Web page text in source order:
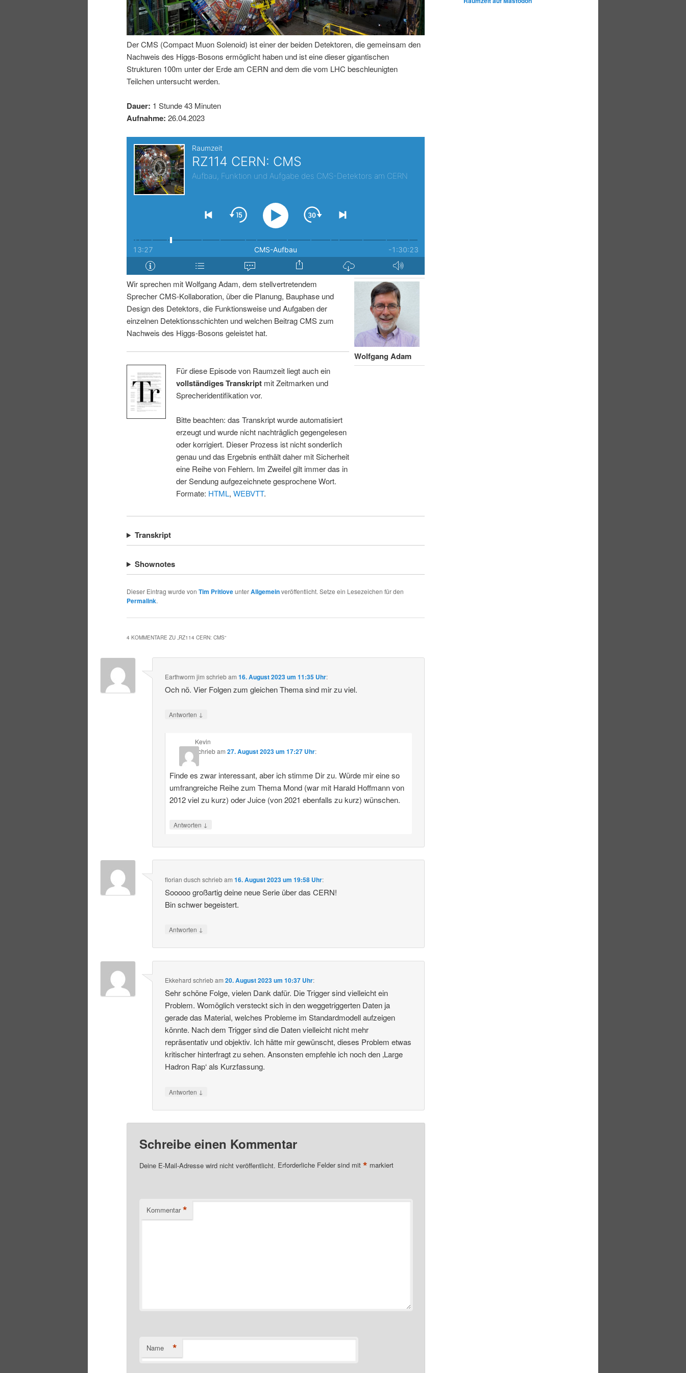
I
l
t
s
p
i
g
e
n
e
h
a
l
t
p
i
n
g
e
n
Der CMS (Compact Muon Solenoid) ist einer der beiden Detektoren, die gemeinsam den
Nachweis des Higgs-Bosons ermöglicht haben und ist eine dieser gigantischen
Strukturen 100m unter der Erde am CERN and dem die vom LHC beschleunigten
Teilchen untersucht werden.
Dauer: 1 Stunde 43 Minuten
Aufnahme: 26.04.2023
Wolfgang Adam
Wir sprechen mit Wolfgang Adam, dem stellvertretendem
Sprecher CMS-Kollaboration, über die Planung, Bauphase und
Design des Detektors, die Funktionsweise und Aufgaben der
einzelnen Detektionsschichten und welchen Beitrag CMS zum
Nachweis des Higgs-Bosons geleistet hat.
Für diese Episode von Raumzeit liegt auch ein
vollständiges Transkriptmit Zeitmarken und
Sprecheridentifikation vor.
Bitte beachten: das Transkript wurde automatisiert
erzeugt und wurde nicht nachträglich gegengelesen
oder korrigiert. Dieser Prozess ist nicht sonderlich
genau und das Ergebnis enthält daher mit Sicherheit
eine Reihe von Fehlern. Im Zweifel gilt immer das in
der Sendung aufgezeichnete gesprochene Wort.
Formate: HTML, WEBVTT.
Transkript
Shownotes
Dieser Eintrag wurde von Tim PritloveunterAllgemeinveröffentlicht. Setze ein Lesezeichen für den
Permalink.
4 KOMMENTARE ZU „ RZ114 CERN: CMS“
Earthworm jim schriebam16. August 2023 um 11:35 Uhr:
Och nö. Vier Folgen zum gleichen Thema sind mir zu viel.
Antworten ↓
Kevin
schriebam 27. August 2023 um 17:27 Uhr:
Finde es zwar interessant, aber ich stimme Dir zu. Würde mir eine so
umfrangreiche Reihe zum Thema Mond (war mit Harald Hoffmann von
2012 viel zu kurz) oder Juice (von 2021 ebenfalls zu kurz) wünschen.
Antworten ↓
florian dusch schriebam16. August 2023 um 19:58 Uhr:
Sooooo großartig deine neue Serie über das CERN!
Bin schwer begeistert.
Antworten ↓
Ekkehard schriebam20. August 2023 um 10:37 Uhr:
Sehr schöne Folge, vielen Dank dafür. Die Trigger sind vielleicht ein
Problem. Womöglich versteckt sich in den weggetriggerten Daten ja
gerade das Material, welches Probleme im Standardmodell aufzeigen
könnte. Nach dem Trigger sind die Daten vielleicht nicht mehr
repräsentativ und objektiv. Ich hätte mir gewünscht, dieses Problem etwas
kritischer hinterfragt zu sehen. Ansonsten empfehle ich noch den ‚Large
Hadron Rap‘ als Kurzfassung.
Antworten ↓
Schreibe einen Kommentar
Deine E-Mail-Adresse wird nicht veröffentlicht. Erforderliche Felder sind mit* markiert
Kommentar *
Name *